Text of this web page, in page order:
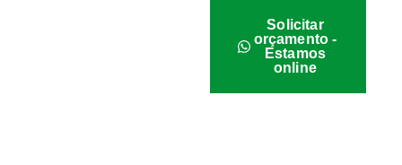
Solicitar
orçamento -
Estamos
online